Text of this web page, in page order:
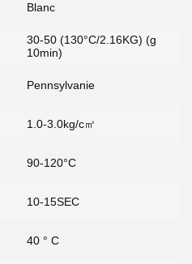
Blanc
30-50 (130°C/2.16KG) (g
10min)
Pennsylvanie
1.0-3.0kg/c㎡
90-120°C
10-15SEC
40 ° C